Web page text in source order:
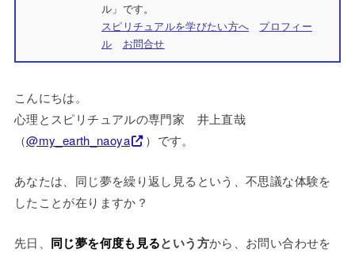
ル」です。
スピリチュアルを学びたい方へ
プロフィー
ル
お問合せ
こんにちは。
心理とスピリチュアルの専門家 井上直哉
（@my_earth_naoya ）です。
あなたは、同じ夢を繰り返し見るという、不思議な体験を
したことが在りますか？
先日、 同じ夢を何度も見るという方から、お問い合わせを